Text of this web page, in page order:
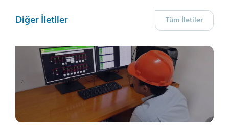
Diğer İletiler Tüm İletiler